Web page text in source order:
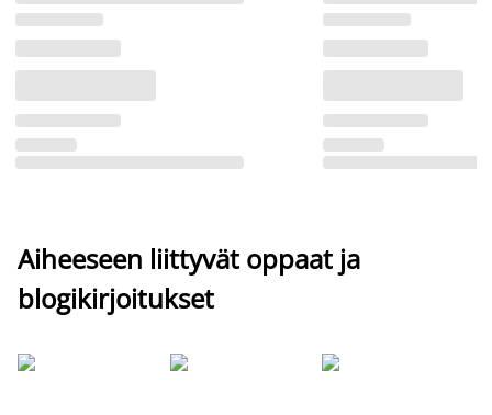
Aiheeseen liittyvät oppaat ja
blogikirjoitukset